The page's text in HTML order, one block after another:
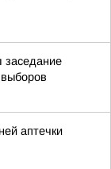
заседание
выборов
аптечки